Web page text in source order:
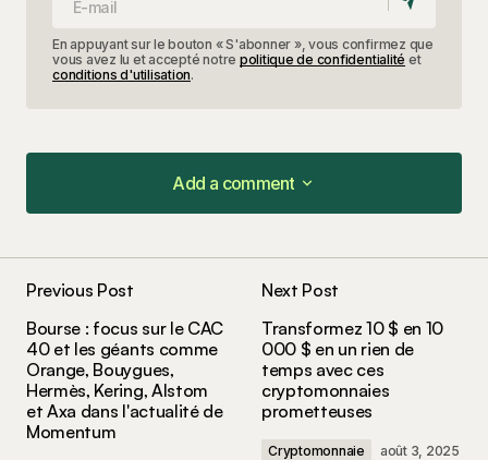
En appuyant sur le bouton « S'abonner », vous confirmez que
vous avez lu et accepté notre politique de confidentialité et
conditions d'utilisation.
Add a comment
Add a comment
champs obligatoires sont indiqués avec*
Comment*
Previous Post
Bourse : focus sur le CAC
40 et les géants comme
Orange, Bouygues,
Hermès, Kering, Alstom
et Axa dans l'actualité de
Momentum
Next Post
Transformez 10 $ en 10
000 $ en un rien de
temps avec ces
cryptomonnaies
prometteuses
Cryptomonnaie août 3, 2025